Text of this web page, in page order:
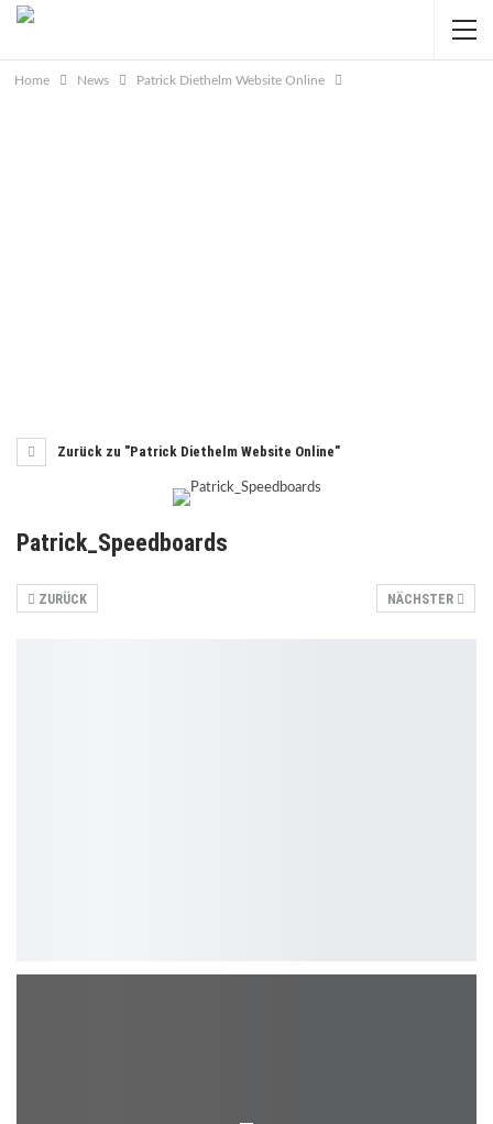
Home News Patrick Diethelm Website Online
Zurück zu "Patrick Diethelm Website Online"
Patrick_Speedboards
NÄCHSTER
ZURÜCK